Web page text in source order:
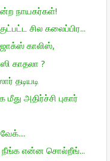
நாயகர்கள்!
சில கலைப்பிர...
ஜாக்ஸ் காலிஸ்,
காதலா ?
தடியடி
அதிர்ச்சி புகார்
நீங்க என்ன சொல்றீங்...